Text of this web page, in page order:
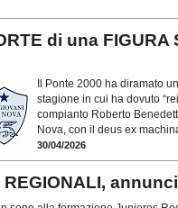
di una FIGURA
Il Ponte 2000 ha diramato
stagione in cui ha dovuto
compianto Roberto
Nova, con il deus ex
30/04/2026
REGIONALI,